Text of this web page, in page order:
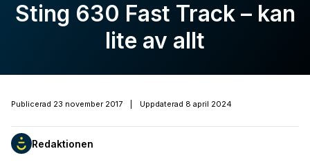
Sting 630 Fast Track – kan
lite av allt
Publicerad 23 november 2017 Uppdaterad 8 april 2024
Redaktionen